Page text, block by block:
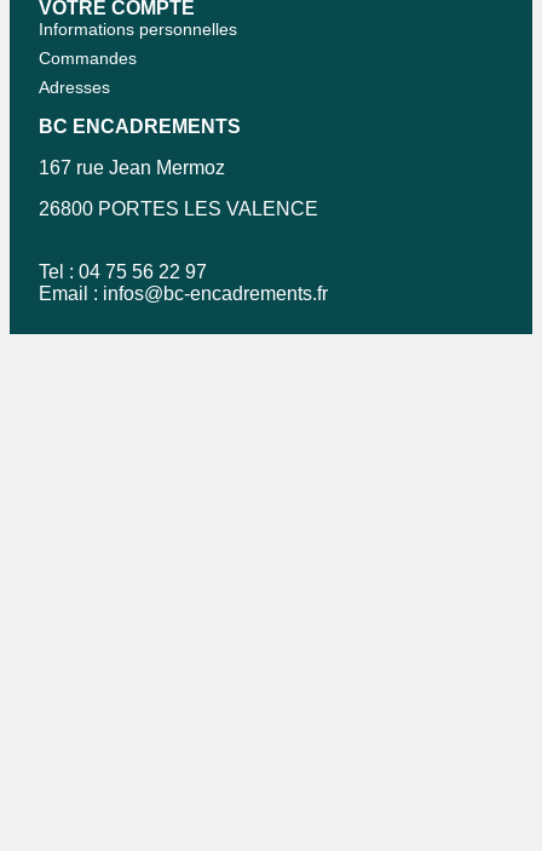
VOTRE COMPTE
Informations personnelles
Commandes
Adresses
BC ENCADREMENTS
167 rue Jean Mermoz
26800 PORTES LES VALENCE
Tel : 04 75 56 22 97
Email : infos@bc-encadrements.fr